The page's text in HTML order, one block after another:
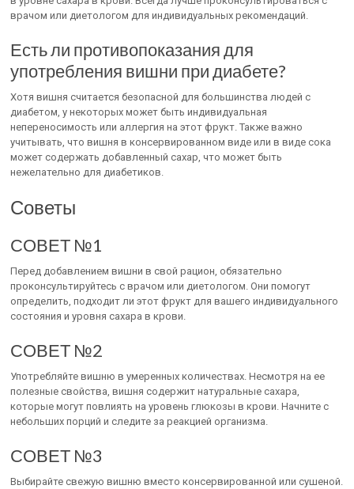
врачом или диетологом для индивидуальных рекомендаций.
Есть ли противопоказания для
употребления вишни при диабете?
Хотя вишня считается безопасной для большинства людей с
диабетом, у некоторых может быть индивидуальная
непереносимость или аллергия на этот фрукт. Также важно
учитывать, что вишня в консервированном виде или в виде сока
может содержать добавленный сахар, что может быть
нежелательно для диабетиков.
Советы
СОВЕТ №1
Перед добавлением вишни в свой рацион, обязательно
проконсультируйтесь с врачом или диетологом. Они помогут
определить, подходит ли этот фрукт для вашего индивидуального
состояния и уровня сахара в крови.
СОВЕТ №2
Употребляйте вишню в умеренных количествах. Несмотря на ее
полезные свойства, вишня содержит натуральные сахара,
которые могут повлиять на уровень глюкозы в крови. Начните с
небольших порций и следите за реакцией организма.
СОВЕТ №3
Выбирайте свежую вишню вместо консервированной или сушеной.